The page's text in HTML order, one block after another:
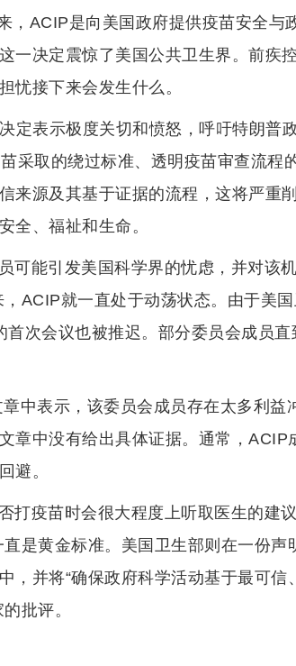
，ACIP是向美国政府提供疫苗安全与
一决定震惊了美国公共卫生界。前疾
忧接下来会发生什么。
定表示极度关切和愤怒，呼吁特朗普
采取的绕过标准、透明疫苗审查流程
来源及其基于证据的流程，这将严重
全、福祉和生命。
可能引发美国科学界的忧虑，并对该
ACIP就一直处于动荡状态。由于美
次会议也被推迟。部分委员会成员
中表示，该委员会成员存在太多利益
章中没有给出具体证据。通常，ACIP
避。
打疫苗时会很大程度上听取医生的建
是黄金标准。美国卫生部则在一份声
，并将“确保政府科学活动基于最可信
批评。